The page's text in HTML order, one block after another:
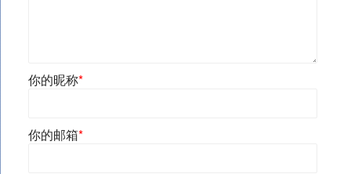
你的昵称*
你的邮箱*